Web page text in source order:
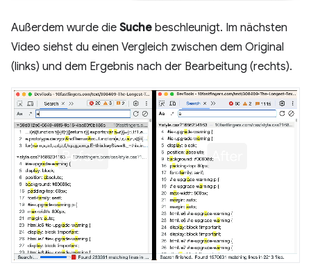
Außerdem wurde die Suche beschleunigt. Im nächsten
Video siehst du einen Vergleich zwischen dem Original
(links) und dem Ergebnis nach der Bearbeitung (rechts).